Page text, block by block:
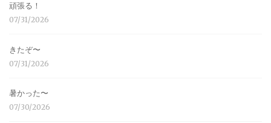
頑張る！
07/31/2026
きたぞ〜
07/31/2026
暑かった〜
07/30/2026